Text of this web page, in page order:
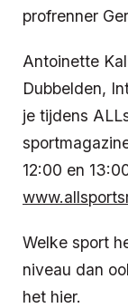
profrenner
Antoinette
Dubbelden,
je tijdens
12:00 en
Welke sport
niveau dan
het hier.